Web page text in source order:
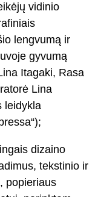
vidinio
lengvumą ir
gyvumą
Itagaki, Rasa
Lina
leidykla
dizaino
tekstinio ir
popieriaus